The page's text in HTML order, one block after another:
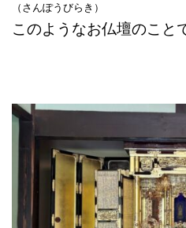
（さんぽうびらき）
このようなお仏壇のこと